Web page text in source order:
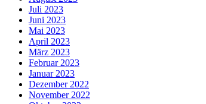
Juli 2023
Juni 2023
Mai 2023
April 2023
März 2023
Februar 2023
Januar 2023
Dezember 2022
November 2022